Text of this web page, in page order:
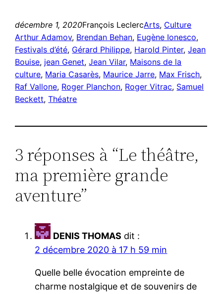
décembre 1, 2020François LeclercArts, Culture
Arthur Adamov, Brendan Behan, Eugène Ionesco
Festivals d’été, Gérard Philippe, Harold Pinter, Jean
Bouise, jean Genet, Jean Vilar, Maisons de la
culture, Maria Casarès, Maurice Jarre, Max Frisch
Raf Vallone, Roger Planchon, Roger Vitrac, Samuel
Beckett, Théatre
3 réponses à “Le théâtre,
ma première grande
aventure”
DENIS THOMAS dit :
2 décembre 2020 à 17 h 59 min
Quelle belle évocation empreinte de
charme nostalgique et de souvenirs de